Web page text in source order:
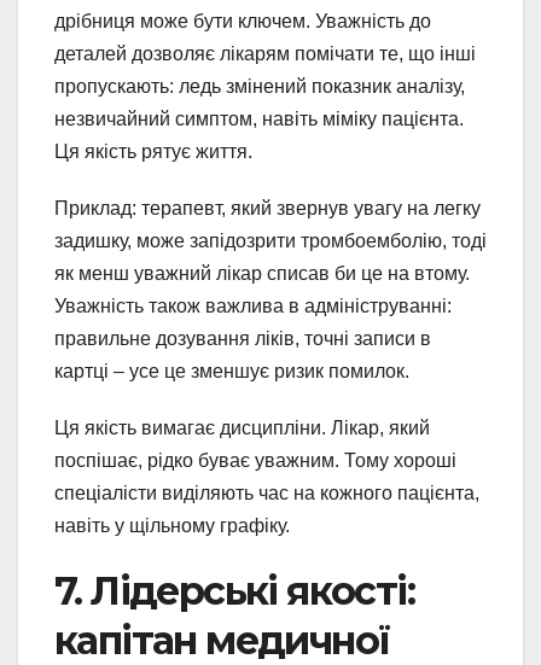
дрібниця може бути ключем. Уважність до
деталей дозволяє лікарям помічати те, що інші
пропускають: ледь змінений показник аналізу,
незвичайний симптом, навіть міміку пацієнта.
Ця якість рятує життя.
Приклад: терапевт, який звернув увагу на легку
задишку, може запідозрити тромбоемболію, тоді
як менш уважний лікар списав би це на втому.
Уважність також важлива в адмініструванні:
правильне дозування ліків, точні записи в
картці – усе це зменшує ризик помилок.
Ця якість вимагає дисципліни. Лікар, який
поспішає, рідко буває уважним. Тому хороші
спеціалісти виділяють час на кожного пацієнта,
навіть у щільному графіку.
7. Лідерські якості:
капітан медичної